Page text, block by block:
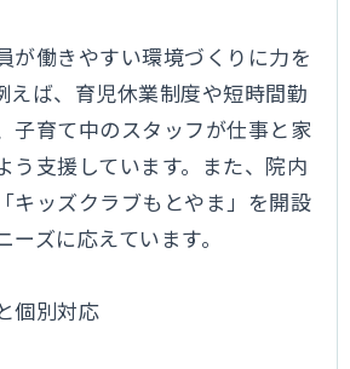
が働きやすい環境づくりに力を
えば、育児休業制度や短時間勤
子育て中のスタッフが仕事と家
う支援しています。また、院内
キッズクラブもとやま」を開設
ーズに応えています。
個別対応